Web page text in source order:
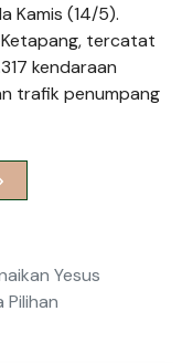
Kamis (14/5).
tercatat
kendaraan
trafik penumpang
Yesus
Pilihan